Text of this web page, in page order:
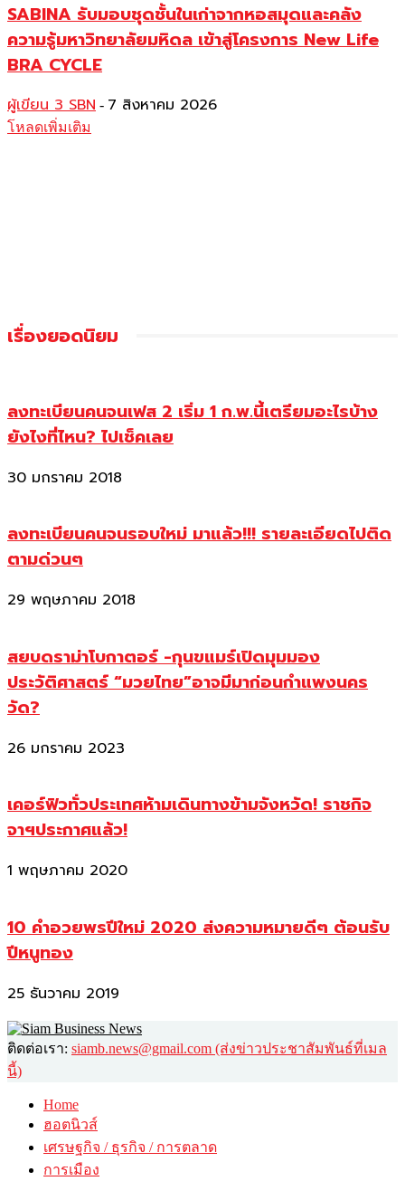
SABINA รับมอบชุดชั้นในเก่าจากหอสมุดและคลัง
ความรู้มหาวิทยาลัยมหิดล เข้าสู่โครงการ New Life
BRA CYCLE
ผู้เขียน 3 SBN - 7 สิงหาคม 2026
โหลดเพิ่มเติม
เรื่องยอดนิยม
ลงทะเบียนคนจนเฟส 2 เริ่ม 1 ก.พ.นี้เตรียมอะไรบ้าง
ยังไงที่ไหน? ไปเช็คเลย
30 มกราคม 2018
ลงทะเบียนคนจนรอบใหม่ มาแล้ว!!! รายละเอียดไปติด
ตามด่วนๆ
29 พฤษภาคม 2018
สยบดราม่าโบกาตอร์ -กุนขแมร์เปิดมุมมอง
ประวัติศาสตร์ “มวยไทย”อาจมีมาก่อนกำแพงนคร
วัด?
26 มกราคม 2023
เคอร์ฟิวทั่วประเทศห้ามเดินทางข้ามจังหวัด! ราชกิจ
จาฯประกาศแล้ว!
1 พฤษภาคม 2020
10 คำอวยพรปีใหม่ 2020 ส่งความหมายดีๆ ต้อนรับ
ปีหนูทอง
25 ธันวาคม 2019
ติดต่อเรา: siamb.news@gmail.com (ส่งข่าวประชาสัมพันธ์ที่เมล
นี้)
Home
ฮอตนิวส์
เศรษฐกิจ / ธุรกิจ / การตลาด
การเมือง